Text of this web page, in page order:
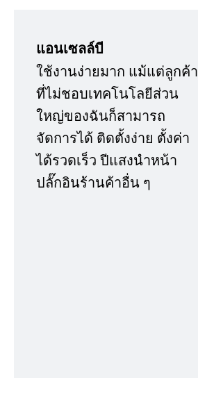
แอนเซลล์บี
ใช้งานง่ายมาก แม้แต่ลูกค้า
ที่ไม่ชอบเทคโนโลยีส่วน
ใหญ่ของฉันก็สามารถ
จัดการได้ ติดตั้งง่าย ตั้งค่า
ได้รวดเร็ว ปีแสงนำหน้า
ปลั๊กอินร้านค้าอื่น ๆ